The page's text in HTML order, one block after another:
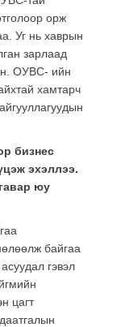
орж
Уг нь хаврын
зарлаад
ОУВС- ийн
хамтарч
бизнес
эхэллээ.
юу
байгаа
гэвэл
цагт